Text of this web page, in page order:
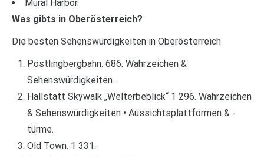
Mural Harbor.
Was gibts in Oberösterreich?
Die besten Sehenswürdigkeiten in Oberösterreich
Pöstlingbergbahn. 686. Wahrzeichen &
Sehenswürdigkeiten.
Hallstatt Skywalk „Welterbeblick“ 1 296. Wahrzeichen
& Sehenswürdigkeiten • Aussichtsplattformen & -
türme.
Old Town. 1 331.